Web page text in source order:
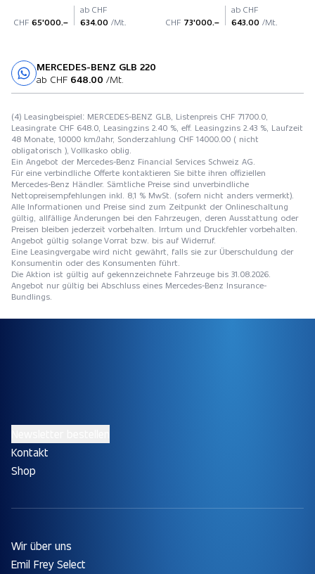
CHF 65'000.–
ab CHF
634.00 /Mt. CHF 73'000.–
ab CHF
643.00 /Mt.
MERCEDES-BENZ GLB 220
ab CHF 648.00 /Mt.
(4) Leasingbeispiel: MERCEDES-BENZ GLB, Listenpreis CHF 71700.0,
Leasingrate CHF 648.0, Leasingzins 2.40 %, eff. Leasingzins 2.43 %, Laufzeit
48 Monate, 10000 km/Jahr, Sonderzahlung CHF 14000.00 ( nicht
obligatorisch ), Vollkasko oblig.
Ein Angebot der Mercedes-Benz Financial Services Schweiz AG.
Für eine verbindliche Offerte kontaktieren Sie bitte ihren offiziellen
Mercedes-Benz Händler. Sämtliche Preise sind unverbindliche
Nettopreisempfehlungen inkl. 8,1 % MwSt. (sofern nicht anders vermerkt).
Alle Informationen und Preise sind zum Zeitpunkt der Onlineschaltung
gültig, allfällige Änderungen bei den Fahrzeugen, deren Ausstattung oder
Preisen bleiben jederzeit vorbehalten. Irrtum und Druckfehler vorbehalten.
Angebot gültig solange Vorrat bzw. bis auf Widerruf.
Eine Leasingvergabe wird nicht gewährt, falls sie zur Überschuldung der
Konsumentin oder des Konsumenten führt.
Die Aktion ist gültig auf gekennzeichnete Fahrzeuge bis 31.08.2026.
Angebot nur gültig bei Abschluss eines Mercedes-Benz Insurance-
Bundlings.
Kontakt
Shop
Wir über uns
Emil Frey Select